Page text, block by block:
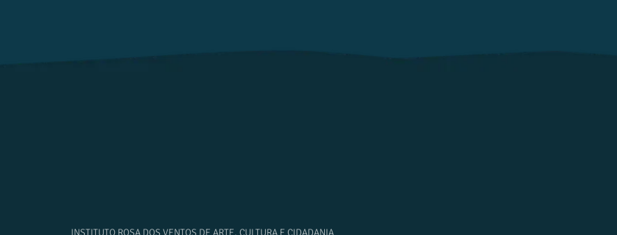
INSTITUTO ROSA DOS VENTOS DE ARTE, CULTURA E CIDADANIA